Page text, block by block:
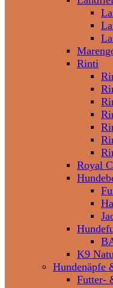
Rinti
Royal
K9
Hundenäpfe
Futter-